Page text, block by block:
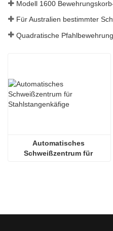
Automatisches
Schweißzentrum für